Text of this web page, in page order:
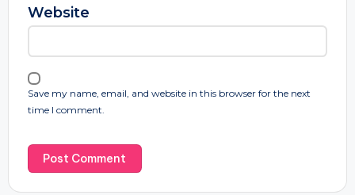
Website
Save my name, email, and website in this browser for the next
time I comment.